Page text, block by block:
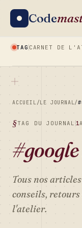
Code
TAG CARNET DE
ACCUEIL/LE JOURNAL/
TAG DU JOURNAL 1
Tous nos
conseils, retours
l'atelier.